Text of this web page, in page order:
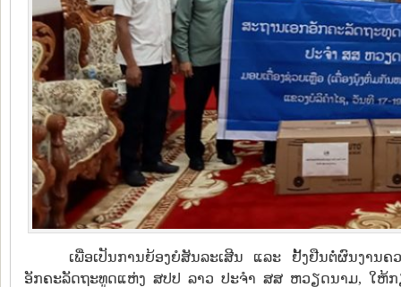
ເພື່ອເປັນການຍ້ອງຍໍສັນລະເສີນ ແລະ ຢັ້ງຢືນຕໍ່ຜົນງານ
ອັກຄະລັດຖະທູດແຫ່ງ ສປປ ລາວ ປະຈຳ ສສ ຫວຽດນາມ, ໃຫ້ກ